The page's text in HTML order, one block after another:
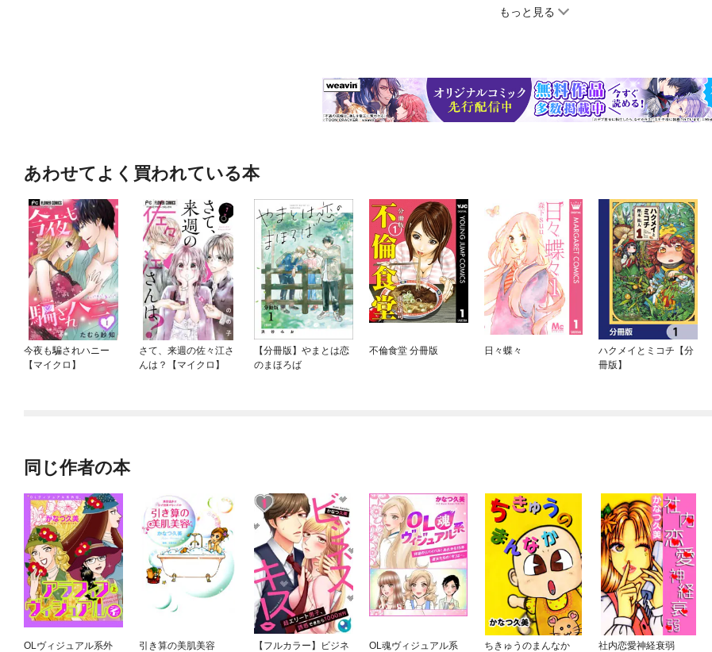
もっと見る
あわせてよく買われている本
今夜も騙されハニー
【マイクロ】
さて、来週の佐々江さ
んは？【マイクロ】
【分冊版】やまとは恋
のまほろば
不倫食堂 分冊版 日々蝶々
ハクメイとミコチ【分
冊版】
同じ作者の本
OLヴィジュアル系外 引き算の美肌美容 【フルカラー】ビジネ OL魂ヴィジュアル系 ちきゅうのまんなか 社内恋愛神経衰弱